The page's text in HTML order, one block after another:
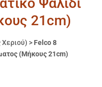
21cm)
Χεριού) > Felco 8
(Μήκους 21cm)